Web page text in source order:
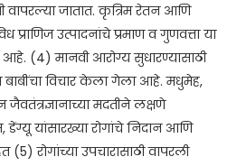
वापरल्या जातात. कृत्रिम रेतन आणि
प्राणिज उत्पादनांचे प्रमाण व गुणवत्ता या
(4) मानवी आरोग्य सुधारण्यासाठी
बाबींचा विचार केला गेला आहे. मधुमेह,
मदतीने लक्षणे
डेंग्यू यांसारख्या रोगांचे निदान आणि
रोगांच्या उपचारासाठी वापरली